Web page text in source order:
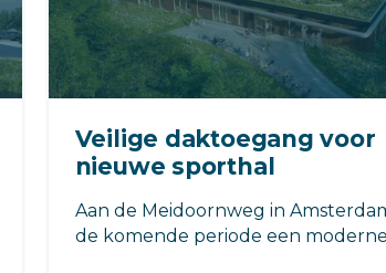
Veilige daktoegang voor
nieuwe sporthal
Aan de Meidoornweg in
de komende periode een